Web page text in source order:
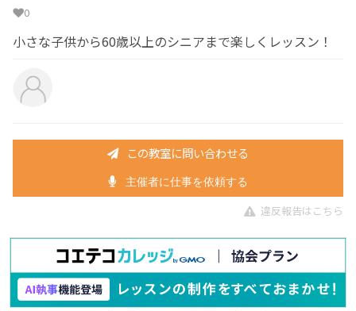
0
小さな子供から60歳以上のシニアまで楽しくレッスン！
この教室に問い合わせる
主催者に仕事を依頼する
違反報告はこちら